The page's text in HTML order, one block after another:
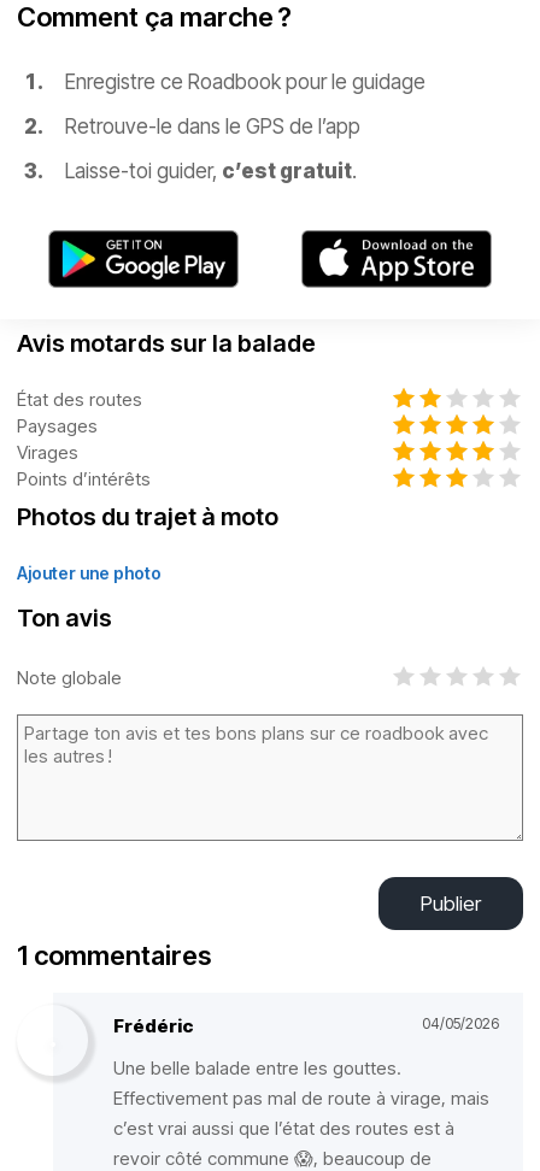
Comment ça marche ?
Enregistre ce Roadbook pour le guidage
Retrouve-le dans le GPS de l’app
Laisse-toi guider, c’est gratuit.
Avis motards sur la balade
État des routes
Paysages
Virages
Points d’intérêts
Photos du trajet à moto
Ajouter une photo
Ton avis
Note globale
Publier
1 commentaires
Frédéric 04/05/2026
Une belle balade entre les gouttes.
Effectivement pas mal de route à virage, mais
c’est vrai aussi que l’état des routes est à
revoir côté commune 😱, beaucoup de